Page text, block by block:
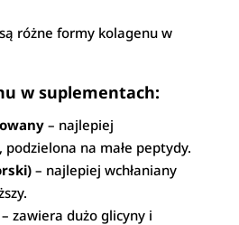
różne formy kolagenu w
w suplementach:
– najlepiej
na małe peptydy.
– najlepiej wchłaniany
– zawiera dużo glicyny i